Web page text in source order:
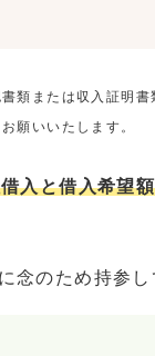
類または収入証明
願いいたします。
入と借入希望
念のため持参し